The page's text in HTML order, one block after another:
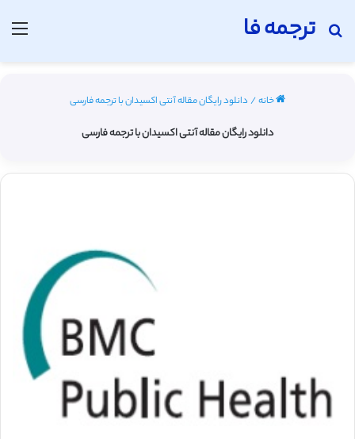
ترجمه فا
جستجو برای
خانه/ دانلود رایگان مقاله آنتی اکسیدان با ترجمه فارسی
دانلود رایگان مقاله آنتی اکسیدان با ترجمه فارسی